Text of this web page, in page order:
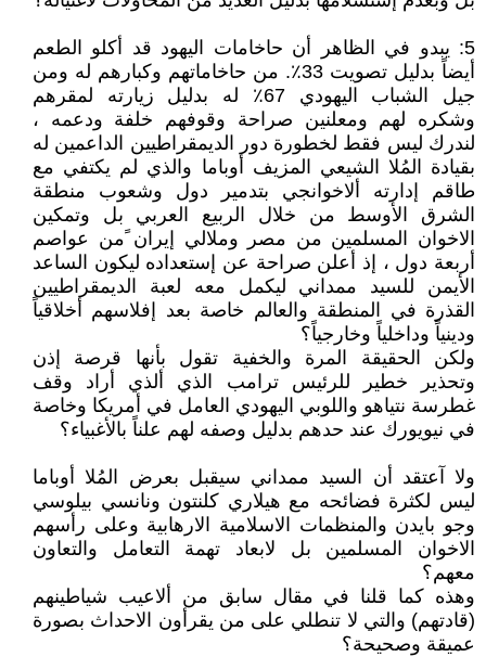
5: يبدو في الظاهر أن حاخامات اليهود قد أكلو الطعم
أيضاً بدليل تصويت 33٪‏. من حاخاماتهم وكبارهم له ومن
جيل الشباب اليهودي 67٪‏ له بدليل زيارته لمقرهم
وشكره لهم ومعلنين صراحة وقوفهم خلفة ودعمه ،
لندرك ليس فقط لخطورة دور الديمقراطيين الداعمين له
بقيادة المُلا الشيعي المزيف أوباما والذي لم يكتفي مع
طاقم إدارته ألاخوانجي بتدمير دول وشعوب منطقة
الشرق الأوسط من خلال الربيع العربي بل وتمكين
الاخوان المسلمين من مصر وملالي إيران ًمن عواصم
أربعة دول ، إذ أعلن صراحة عن إستعداده ليكون الساعد
الأيمن للسيد ممداني ليكمل معه لعبة الديمقراطيين
القذرة في المنطقة والعالم خاصة بعد إفلاسهم أخلاقياً
ودينياً وداخلياً وخارجياً؟
ولكن الحقيقة المرة والخفية تقول بأنها قرصة إذن
وتحذير خطير للرئيس ترامب الذي ألذي أراد وقف
غطرسة نتياهو واللوبي اليهودي العامل في أمريكا وخاصة
في نيويورك عند حدهم بدليل وصفه لهم علناً بالأغبياء؟
ولا آعتقد أن السيد ممداني سيقبل بعرض المُلا أوباما
ليس لكثرة فضائحه مع هيلاري كلنتون ونانسي بيلوسي
وجو بايدن والمنظمات الاسلامية الارهابية وعلى رأسهم
الاخوان المسلمين بل لابعاد تهمة التعامل والتعاون
معهم؟
وهذه كما قلنا في مقال سابق من ألاعيب شياطينهم
(قادتهم) والتي لا تنطلي على من يقرأون الاحداث بصورة
عميقة وصحيحة؟